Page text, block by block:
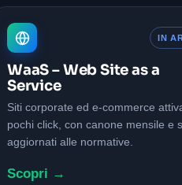
IN
WaaS – Web Site as a
Service
Siti corporate ed e-commerce
pochi click, con canone mensile e
aggiornati alle normative.
Scopri →